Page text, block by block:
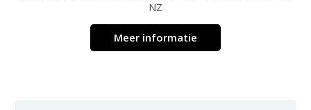
NZ
Meer informatie